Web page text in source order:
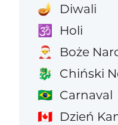
🪔 Diwali
🕉️ Holi
🎅 Boże
🐉 Chiński
🇧🇷 Carnaval
🇨🇦 Dzień